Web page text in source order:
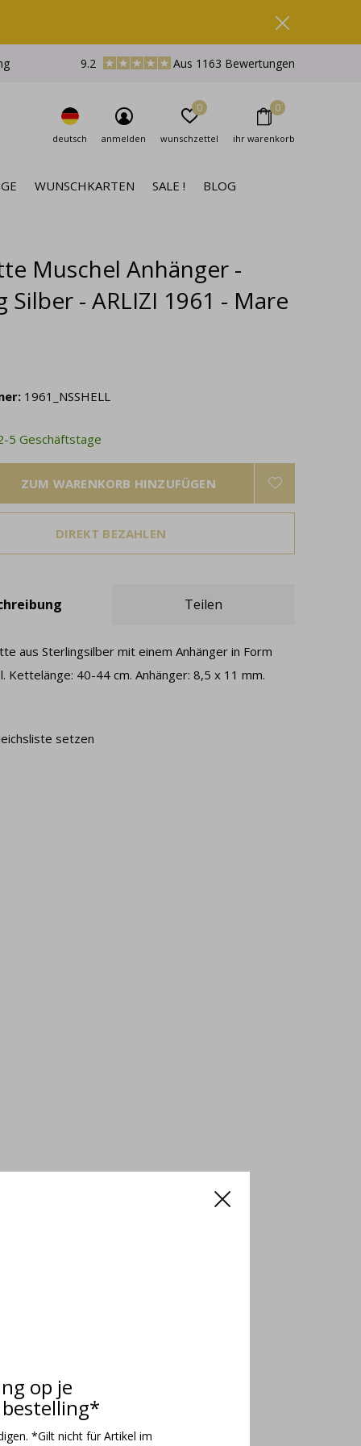
op je
*Gilt nicht für Artikel im
WUNSCHKARTEN SALE ! BLOG
deutsch anmelden wunschzettel
0
ihr warenkorb
0
9.2 Aus 1163 Bewertungen
Muschel Anhänger -
Silber - ARLIZI 1961 - Mare
1961_NSSHELL
5 Geschäftstage
ZUM WARENKORB HINZUFÜGEN
DIREKT BEZAHLEN
Teilen
aus Sterlingsilber mit einem Anhänger in Form
Kettelänge: 40-44 cm. Anhänger: 8,5 x 11 mm.
setzen